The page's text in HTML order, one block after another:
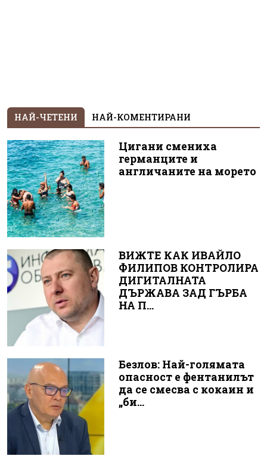
НАЙ-ЧЕТЕНИ НАЙ-КОМЕНТИРАНИ
Цигани смениха
германците и
англичаните на морето
ВИЖТЕ КАК ИВАЙЛО
ФИЛИПОВ КОНТРОЛИРА
ДИГИТАЛНАТА
ДЪРЖАВА ЗАД ГЪРБА
НА П...
Безлов: Най-голямата
опасност е фентанилът
да се смесва с кокаин и
„би...